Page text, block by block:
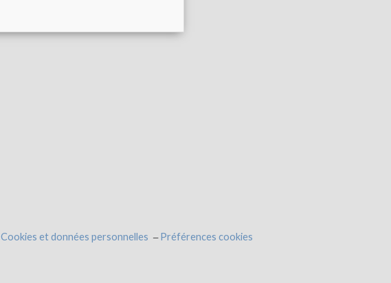
Cookies et données personnelles Préférences cookies